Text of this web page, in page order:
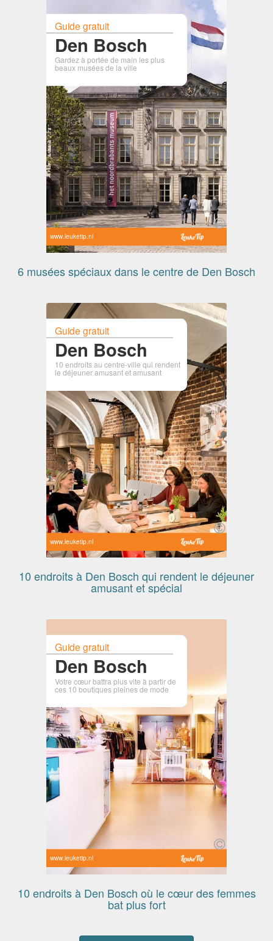
Guide gratuit
Den Bosch
Gardez à portée de main les plus
beaux musées de la ville
www.leuketip.nl
6 musées spéciaux dans le centre de Den Bosch
Guide gratuit
Den Bosch
10 endroits au centre-ville qui rendent
le déjeuner amusant et amusant
www.leuketip.nl
10 endroits à Den Bosch qui rendent le déjeuner
amusant et spécial
Guide gratuit
Den Bosch
Votre cœur battra plus vite à partir de
ces 10 boutiques pleines de mode
www.leuketip.nl
10 endroits à Den Bosch où le cœur des femmes
bat plus fort